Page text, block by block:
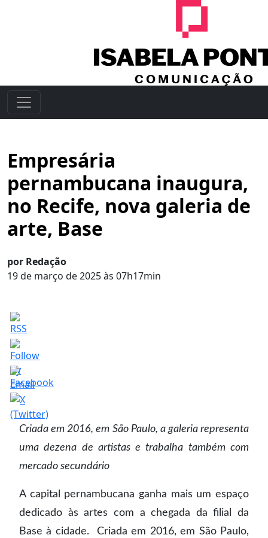
Empresária
pernambucana inaugura,
no Recife, nova galeria de
arte, Base
por Redação
19 de março de 2025 às 07h17min
Criada em 2016, em São Paulo, a galeria representa
uma dezena de artistas e trabalha também com
mercado secundário
A capital pernambucana ganha mais um espaço
dedicado às artes com a chegada da filial da
Base à cidade. Criada em 2016, em São Paulo,